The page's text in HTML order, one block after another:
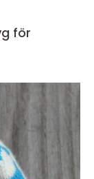
för